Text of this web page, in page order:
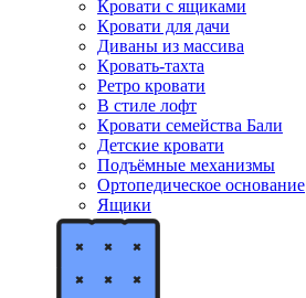
Кровати с ящиками
Кровати для дачи
Диваны из массива
Кровать-тахта
Ретро кровати
В стиле лофт
Кровати семейства Бали
Детские кровати
Подъёмные механизмы
Ортопедическое основание
Ящики